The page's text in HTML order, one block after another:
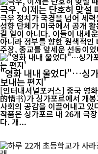
극우, 이제는 단호히 맞설
극우 정치가 국경을 넘어 세
성향 단체가 미국에서 공개
길 일이 아니다. 이들이 내세
아니라 정부를 향한 원색적
주장, 종교를 앞세운 선동이
"영화 내내 울었다"…싱
보내는 편지'
[인터내셔널포커스] 중국 영
的情书)가 싱가포르에서 개
사회의 공감을 이끌어내고 있다. 18일 현지 영화업계에 따르
작품은 싱가포르 내 26개 극
다. 개...